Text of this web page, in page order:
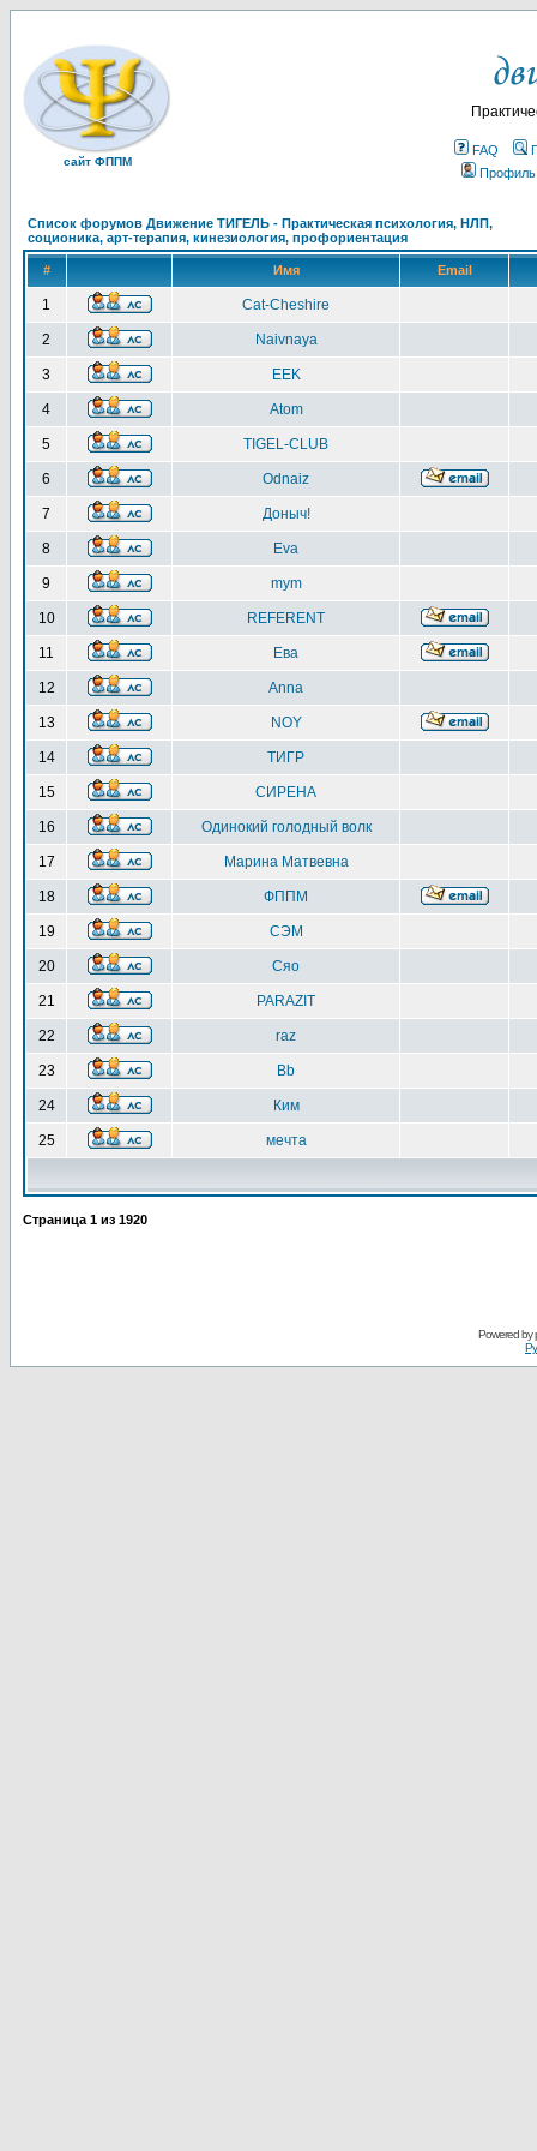
сайт ФППМ
FAQ
Профиль
Список форумов Движение ТИГЕЛЬ - Практическая психология, НЛП,
соционика, арт-терапия, кинезиология, профориентация
# Имя Email
1 Cat-Cheshire
2 Naivnaya
3 EEK
4 Atom
5 TIGEL-CLUB
6 Odnaiz
7 Доныч!
8 Eva
9 mym
10 REFERENT
11 Ева
12 Anna
13 NOY
14 ТИГР
15 СИРЕНА
16 Одинокий голодный волк
17 Марина Матвевна
18 ФППМ
19 СЭМ
20 Сяо
21 PARAZIT
22 raz
23 Bb
24 Ким
25 мечта
Страница 1 из 1920
Powered by